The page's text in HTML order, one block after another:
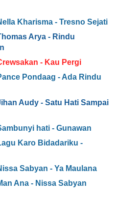
Kharisma - Tresno Sejati
Arya - Rindu
- Kau Pergi
Pondaag - Ada Rindu
Audy - Satu Hati Sampai
hati - Gunawan
Karo Bidadariku -
Sabyan - Ya Maulana
Ana - Nissa Sabyan